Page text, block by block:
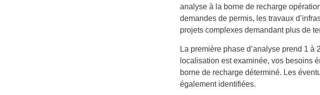
analyse à la borne de recharge
demandes de permis, les travaux
projets complexes demandant plus de
La première phase d’analyse prend 1
localisation est examinée, vos besoins
borne de recharge déterminé. Les
également identifiées.